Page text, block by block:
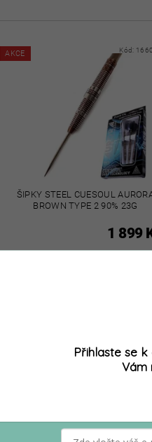
AKCE Kód:
ŠIPKY STEEL CUESOUL
BROWN TYPE 2 90% 23G
1 899
Přihlaste se k
Vám